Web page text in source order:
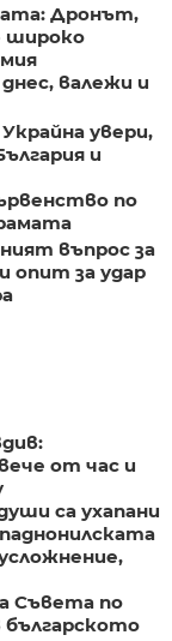
Дронът,
широко
валежи и
увери,
и
по
въпрос за
опит за удар
от час и
са ухапани
Съвета по
българското